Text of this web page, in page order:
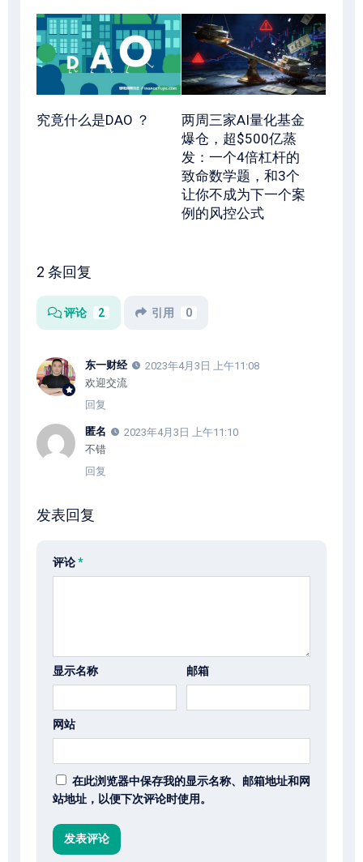
究竟什么是DAO ？
两周三家AI量化基金
爆仓，超$500亿蒸
发：一个4倍杠杆的
致命数学题，和3个
让你不成为下一个案
例的风控公式
2 条回复
评论 2 引用 0
东一财经
2023年4月3日 上午11:08
欢迎交流
回复
匿名
2023年4月3日 上午11:10
不错
回复
发表回复
评论*
显示名称 邮箱
网站
在此浏览器中保存我的显示名称、邮箱地址和网
站地址，以便下次评论时使用。